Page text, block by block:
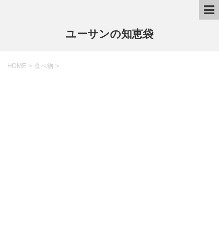
ユーサンの知恵袋
HOME > 食べ物 >